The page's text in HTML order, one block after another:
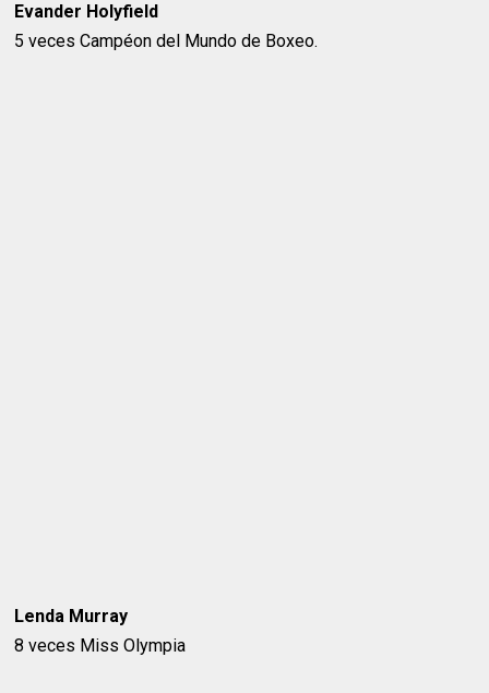
Evander Holyfield
5 veces Campéon del Mundo de Boxeo.
Lenda Murray
8 veces Miss Olympia